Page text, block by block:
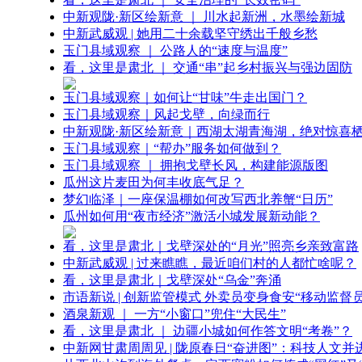
中新观陇·新区绘新意 ｜ 川水起新洲，水墨绘新城
中新武威观 | 她用二十余载坚守绣出千般乡愁
玉门县域观察 ｜ 公路人的“速度与温度”
看，这里是肃北 ｜ 交通“串”起乡村振兴与强边固防
玉门县域观察｜如何让“甘味”牛走出国门？
玉门县域观察｜风起戈壁，向绿而行
中新观陇·新区绘新意｜西湖太湖青海湖，绝对惊喜
玉门县域观察｜“帮办”服务如何做到？
玉门县域观察 ｜ 拥抱戈壁长风，构建能源版图
瓜州这片麦田为何丰收底气足？
梦幻临泽｜一座保温棚如何改写西北养蟹“日历”
瓜州如何用“夜市经济”激活小城发展新动能？
看，这里是肃北｜戈壁深处的“月光”照亮乡亲致富路
中新武威观 | 过来瞧瞧，最近咱们村的人都忙啥呢？
看，这里是肃北｜戈壁深处“乌金”奔涌
市语新说 | 创新监管模式 外卖员变身食安“移动监督
酒泉新观 ｜ 一方“小窗口”兜住“大民生”
看，这里是肃北 ｜ 边疆小城如何作答文明“考卷”？
中新网甘肃周周见 | 陇原春日“奋进图”：科技人文并